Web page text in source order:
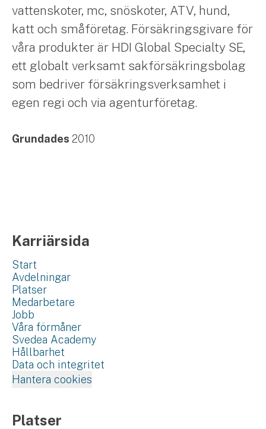
vattenskoter, mc, snöskoter, ATV, hund,
katt och småföretag. Försäkringsgivare för
våra produkter är HDI Global Specialty SE,
ett globalt verksamt sakförsäkringsbolag
som bedriver försäkringsverksamhet i
egen regi och via agenturföretag.
Grundades 2010
Karriärsida
Start
Avdelningar
Platser
Medarbetare
Jobb
Våra förmåner
Svedea Academy
Hållbarhet
Data och integritet
Hantera cookies
Platser